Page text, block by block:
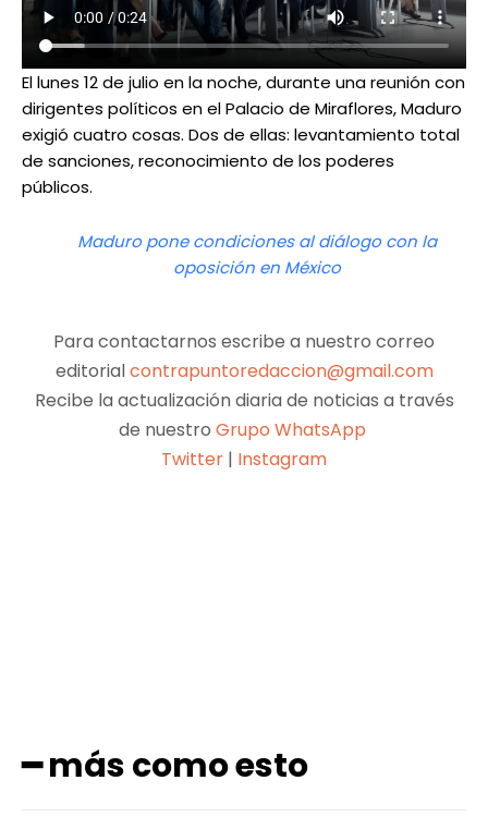
El lunes 12 de julio en la noche, durante una reunión con
dirigentes políticos en el Palacio de Miraflores, Maduro
exigió cuatro cosas. Dos de ellas: levantamiento total
de sanciones, reconocimiento de los poderes
públicos.
Maduro pone condiciones al diálogo con la
oposición en México
Para contactarnos escribe a nuestro correo
editorialcontrapuntoredaccion@gmail.com
Recibe la actualización diaria de noticias a través
de nuestro Grupo WhatsApp
Twitter | Instagram
━ más como esto